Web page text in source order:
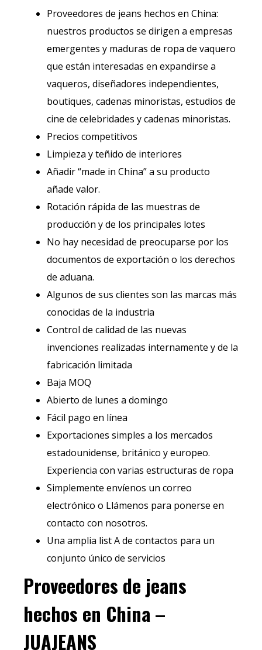
Proveedores de jeans hechos en China:
nuestros productos se dirigen a empresas
emergentes y maduras de ropa de vaquero
que están interesadas en expandirse a
vaqueros, diseñadores independientes,
boutiques, cadenas minoristas, estudios de
cine de celebridades y cadenas minoristas.
Precios competitivos
Limpieza y teñido de interiores
Añadir “made in China” a su producto
añade valor.
Rotación rápida de las muestras de
producción y de los principales lotes
No hay necesidad de preocuparse por los
documentos de exportación o los derechos
de aduana.
Algunos de sus clientes son las marcas más
conocidas de la industria
Control de calidad de las nuevas
invenciones realizadas internamente y de la
fabricación limitada
Baja MOQ
Abierto de lunes a domingo
Fácil pago en línea
Exportaciones simples a los mercados
estadounidense, británico y europeo.
Experiencia con varias estructuras de ropa
Simplemente envíenos un correo
electrónico o Llámenos para ponerse en
contacto con nosotros.
Una amplia list A de contactos para un
conjunto único de servicios
Proveedores de jeans
hechos en China –
JUAJEANS